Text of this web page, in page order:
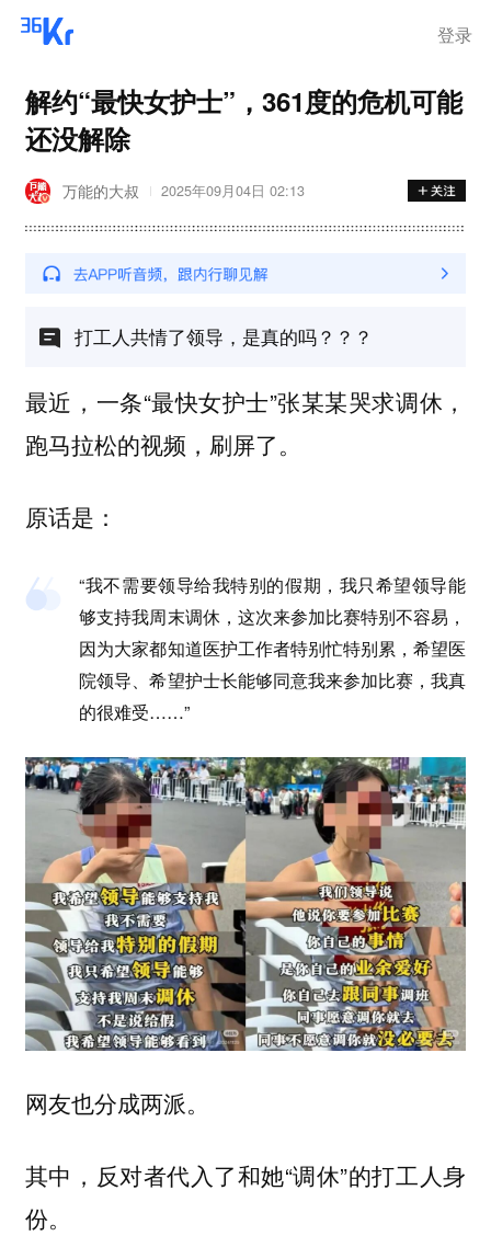
登录
解约“最快女护士”，361度的危机可能
还没解除
万能的大叔 2025年09月04日 02:13
打工人共情了领导，是真的吗？？？
最近，一条“最快女护士”张某某哭求调休，
跑马拉松的视频，刷屏了。
原话是：
“我不需要领导给我特别的假期，我只希望领导能
够支持我周末调休，这次来参加比赛特别不容易，
因为大家都知道医护工作者特别忙特别累，希望医
院领导、希望护士长能够同意我来参加比赛，我真
的很难受……”
网友也分成两派。
其中，反对者代入了和她“调休”的打工人身
份。